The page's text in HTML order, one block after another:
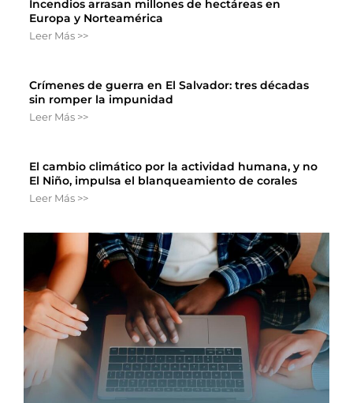
Incendios arrasan millones de hectáreas en
Europa y Norteamérica
Leer Más >>
Crímenes de guerra en El Salvador: tres décadas
sin romper la impunidad
Leer Más >>
El cambio climático por la actividad humana, y no
El Niño, impulsa el blanqueamiento de corales
Leer Más >>